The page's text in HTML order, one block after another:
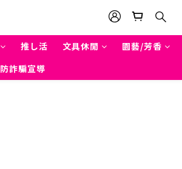
推し活 文具休閒
園藝/芳香
防詐騙宣導